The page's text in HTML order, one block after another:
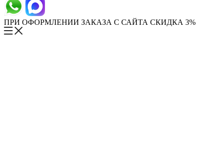
ПРИ ОФОРМЛЕНИИ ЗАКАЗА С САЙТА СКИДКА 3%